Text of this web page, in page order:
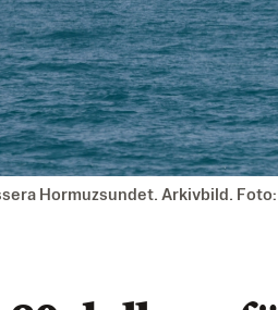
Hormuzsundet. Arkivbild.